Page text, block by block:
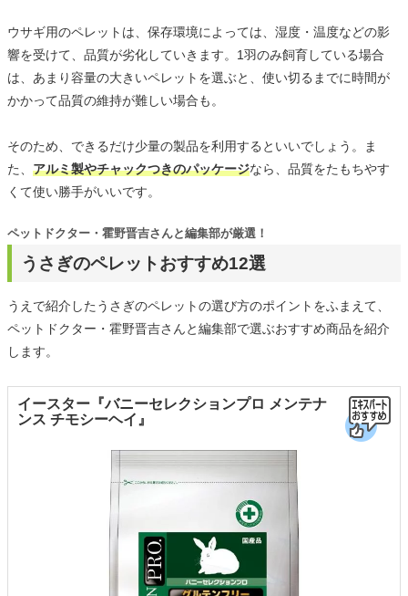
ウサギ用のペレットは、保存環境によっては、湿度・温度などの影
響を受けて、品質が劣化していきます。1羽のみ飼育している場合
は、あまり容量の大きいペレットを選ぶと、使い切るまでに時間が
かかって品質の維持が難しい場合も。
そのため、できるだけ少量の製品を利用するといいでしょう。ま
た、 アルミ製やチャックつきのパッケージなら、品質をたもちやす
くて使い勝手がいいです。
うさぎのペレットおすすめ12選
ペットドクター・霍野晋吉さんと編集部が厳選！
うえで紹介したうさぎのペレットの選び方のポイントをふまえて、
ペットドクター・霍野晋吉さんと編集部で選ぶおすすめ商品を紹介
します。
イースター『バニーセレクションプロ メンテナ
ンス チモシーヘイ』